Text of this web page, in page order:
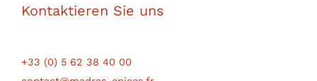
Kontaktieren Sie uns
+33 (0) 5 62 38 40 00